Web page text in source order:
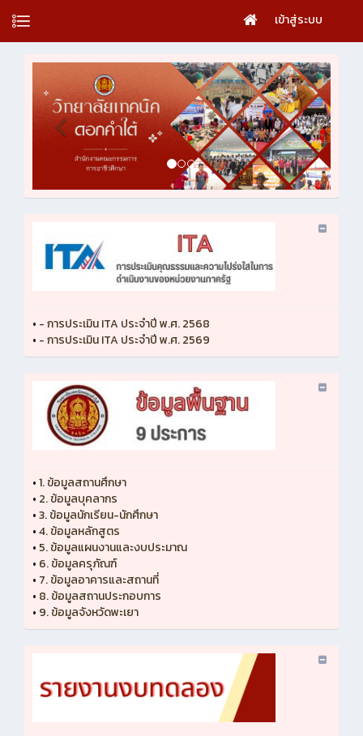
เข้าสู่ระบบ
• - การประเมิน ITA ประจำปี พ.ศ. 2568
• - การประเมิน ITA ประจำปี พ.ศ. 2569
•1. ข้อมูลสถานศึกษา
• 2. ข้อมูลบุคลากร
•3. ข้อมูลนักเรียน-นักศึกษา
•4. ข้อมูลหลักสูตร
• 5. ข้อมูลแผนงานและงบประมาณ
• 6. ข้อมูลครุภัณฑ์
• 7. ข้อมูลอาคารและสถานที่
• 8. ข้อมูลสถานประกอบการ
• 9. ข้อมูลจังหวัดพะเยา